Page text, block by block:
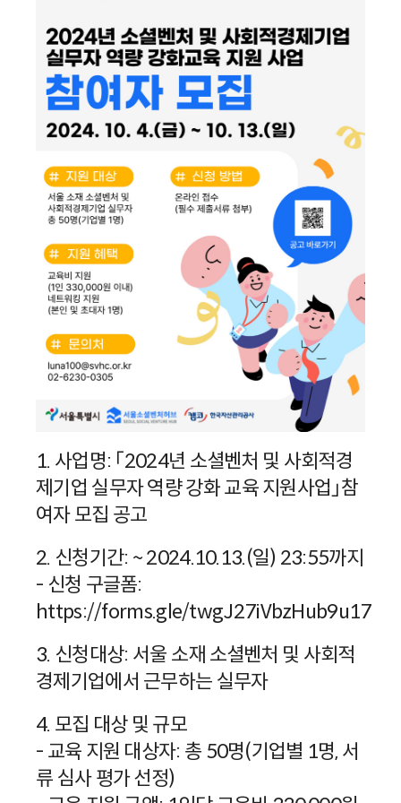
1. 사업명: 「2024년 소셜벤처 및 사회적경
제기업 실무자 역량 강화 교육 지원사업」참
여자 모집 공고
2. 신청기간: ~ 2024.10.13.(일) 23:55까지
- 신청 구글폼:
https://forms.gle/twgJ27iVbzHub9u17
3. 신청대상: 서울 소재 소셜벤처 및 사회적
경제기업에서 근무하는 실무자
4. 모집 대상 및 규모
- 교육 지원 대상자: 총 50명(기업별 1명, 서
류 심사 평가 선정)